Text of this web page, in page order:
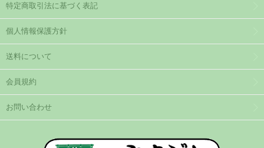
特定商取引法に基づく表記
個人情報保護方針
送料について
会員規約
お問い合わせ